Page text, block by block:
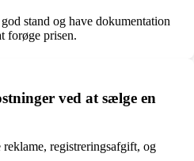
stand og have dokumentation
forøge prisen.
ved at sælge en
registreringsafgift, og